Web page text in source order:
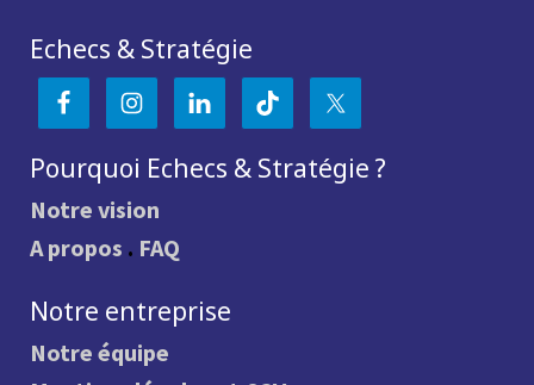
Echecs & Stratégie
Pourquoi Echecs & Stratégie ?
Notre vision
A propos . FAQ
Notre entreprise
Notre équipe